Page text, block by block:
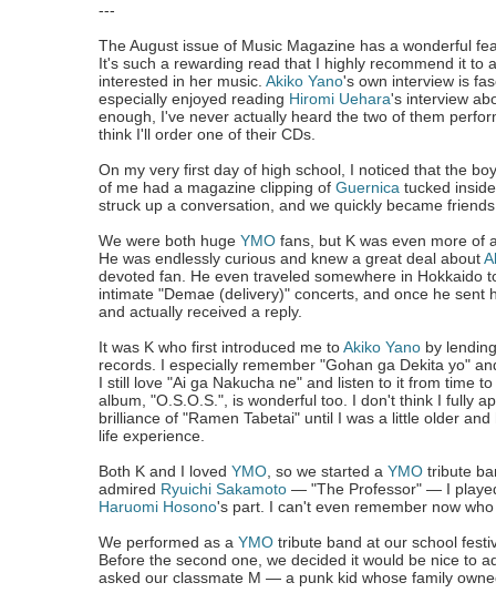
---
The August issue of Music Magazine has a wonderful
It's such a rewarding read that I highly recommend it to
interested in her music.Akiko Yano's own interview is
especially enjoyed reading Hiromi Uehara's interview
enough, I've never actually heard the two of them
think I'll order one of their CDs.
On my very first day of high school, I noticed that the
of me had a magazine clipping ofGuernica tucked
struck up a conversation, and we quickly became
We were both hugeYMO fans, but K was even more of
He was endlessly curious and knew a great deal about
devoted fan. He even traveled somewhere in Hokkaido
intimate "Demae (delivery)" concerts, and once he sent
and actually received a reply.
It was K who first introduced me toAkiko Yano by
records. I especially remember "Gohan ga Dekita yo"
I still love "Ai ga Nakucha ne" and listen to it from time
album, "O.S.O.S.", is wonderful too. I don't think I fully
brilliance of "Ramen Tabetai" until I was a little older
life experience.
Both K and I lovedYMO , so we started aYMO tribute
admired Ryuichi Sakamoto — "The Professor" — I
Haruomi Hosono's part. I can't even remember now
We performed as aYMO tribute band at our school
Before the second one, we decided it would be nice to
asked our classmate M — a punk kid whose family